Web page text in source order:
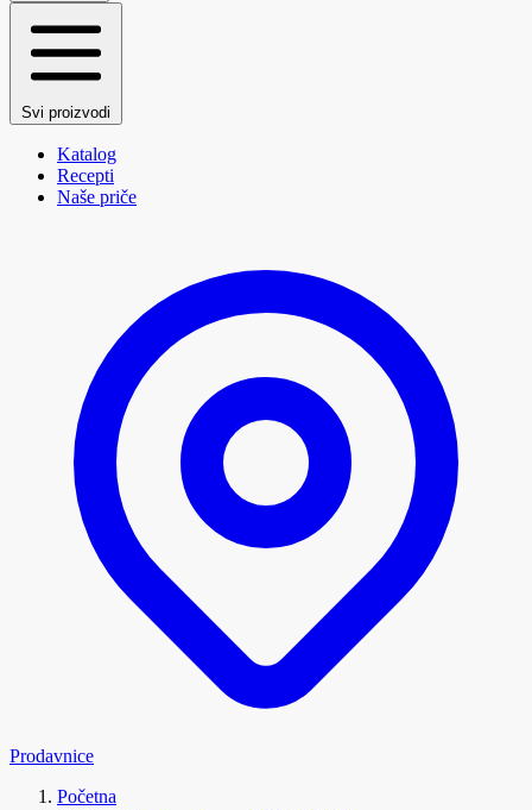
Svi proizvodi
Katalog
Recepti
Naše priče
Prodavnice
Početna